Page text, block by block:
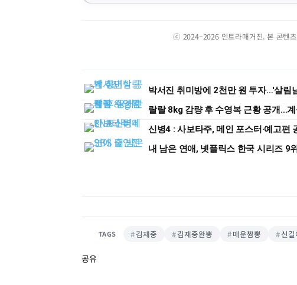
ⓒ 2024–2026 인트라매거진. 본 콘텐
박서진 취미방에 2천만 원 투자…'살림
랄랄 8kg 감량 후 수영복 근황 공개…
신병4 : 사보타주, 메인 포스터·예고편
내 남은 연애, 넷플릭스 한국 시리즈 9
TAGS 김재중 김재중완뽕 매운짬뽕 신
공유